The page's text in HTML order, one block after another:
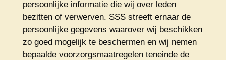
persoonlijke informatie die wij over leden
bezitten of verwerven. SSS streeft ernaar de
persoonlijke gegevens waarover wij beschikken
zo goed mogelijk te beschermen en wij nemen
bepaalde voorzorgsmaatregelen teneinde de